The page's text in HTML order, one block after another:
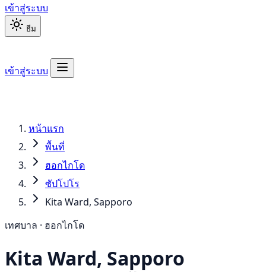
เข้าสู่ระบบ
ธีม
เข้าสู่ระบบ
หน้าแรก
พื้นที่
ฮอกไกโด
ซัปโปโร
Kita Ward, Sapporo
เทศบาล · ฮอกไกโด
Kita Ward, Sapporo